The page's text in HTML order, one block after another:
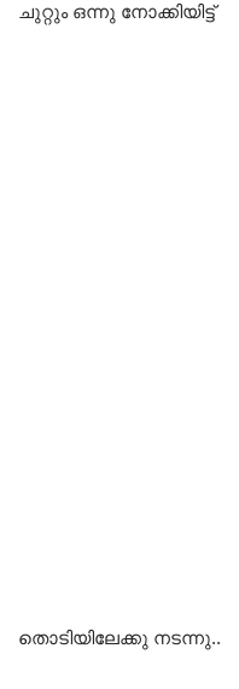
ചുറ്റും ഒന്നു നോക്കിയിട്ട്
തൊടിയിലേക്കു നടന്നു..